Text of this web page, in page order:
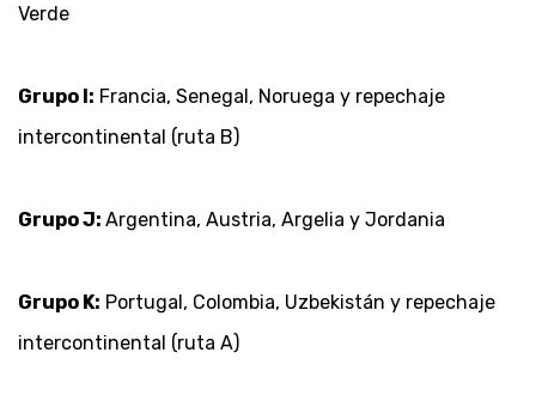
Verde
Grupo I: Francia, Senegal, Noruega y repechaje
intercontinental (ruta B)
Grupo J: Argentina, Austria, Argelia y Jordania
Grupo K: Portugal, Colombia, Uzbekistán y repechaje
intercontinental (ruta A)